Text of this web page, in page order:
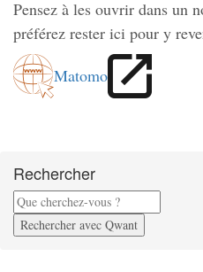
Pensez à les ouvrir dans un
préférez rester ici pour y
Matomo
Rechercher
Rechercher avec Qwant